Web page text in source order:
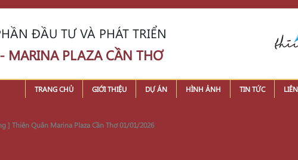
ĐẦU TƯ VÀ PHÁT TRIỂN
MARINA PLAZA CẦN THƠ
TRANG CHỦ GIỚI THIỆU DỰ ÁN HÌNH ẢNH TIN TỨC
] Thiên Quân Marina Plaza Cần Thơ 01/01/2026